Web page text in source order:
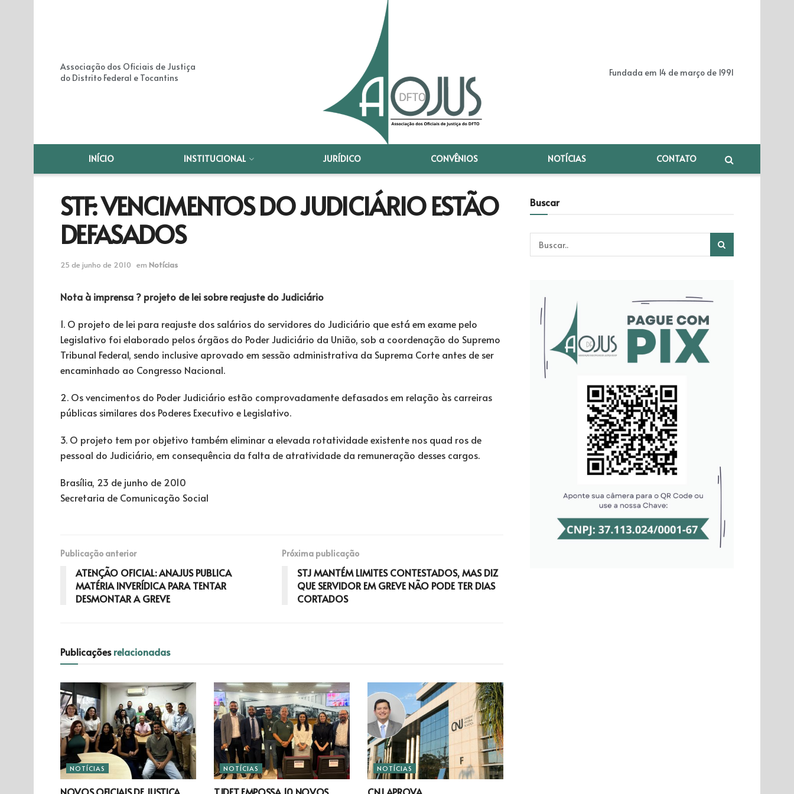
Associação dos Oficiais de Justiça
do Distrito Federal e Tocantins
Fundada em 14 de março de 1991
INÍCIO INSTITUCIONAL JURÍDICO CONVÊNIOS NOTÍCIAS CONTATO
STF: VENCIMENTOS DO JUDICIÁRIO ESTÃO
DEFASADOS
25 de junho de 2010 em Notícias
Nota à imprensa ? projeto de lei sobre reajuste do Judiciário
1. O projeto de lei para reajuste dos salários do servidores do Judiciário que está em exame pelo
Legislativo foi elaborado pelos órgãos do Poder Judiciário da União, sob a coordenação do Supremo
Tribunal Federal, sendo inclusive aprovado em sessão administrativa da Suprema Corte antes de ser
encaminhado ao Congresso Nacional.
2. Os vencimentos do Poder Judiciário estão comprovadamente defasados em relação às carreiras
públicas similares dos Poderes Executivo e Legislativo.
3. O projeto tem por objetivo também eliminar a elevada rotatividade existente nos quad ros de
pessoal do Judiciário, em consequência da falta de atratividade da remuneração desses cargos.
Brasília, 23 de junho de 2010
Secretaria de Comunicação Social
Publicação anterior
ATENÇÃO OFICIAL: ANAJUS PUBLICA
MATÉRIA INVERÍDICA PARA TENTAR
DESMONTAR A GREVE
Próxima publicação
STJ MANTÉM LIMITES CONTESTADOS, MAS DIZ
QUE SERVIDOR EM GREVE NÃO PODE TER DIAS
CORTADOS
Publicaçõesrelacionadas
NOTÍCIAS NOTÍCIAS NOTÍCIAS
Buscar